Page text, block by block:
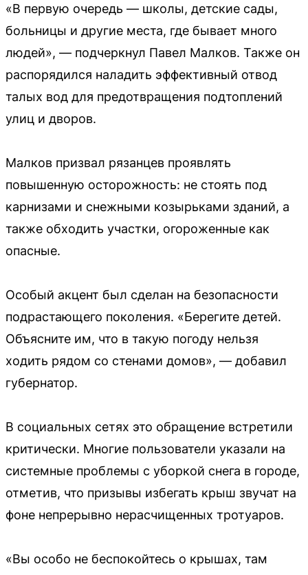
«В первую очередь — школы, детские сады,
больницы и другие места, где бывает много
людей», — подчеркнул Павел Малков. Также он
распорядился наладить эффективный отвод
талых вод для предотвращения подтоплений
улиц и дворов.
Малков призвал рязанцев проявлять
повышенную осторожность: не стоять под
карнизами и снежными козырьками зданий, а
также обходить участки, огороженные как
опасные.
Особый акцент был сделан на безопасности
подрастающего поколения. «Берегите детей.
Объясните им, что в такую погоду нельзя
ходить рядом со стенами домов», — добавил
губернатор.
В социальных сетях это обращение встретили
критически. Многие пользователи указали на
системные проблемы с уборкой снега в городе,
отметив, что призывы избегать крыш звучат на
фоне непрерывно нерасчищенных тротуаров.
«Вы особо не беспокойтесь о крышах, там